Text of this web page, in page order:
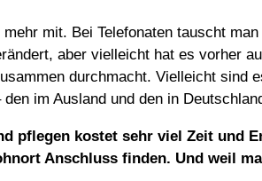
mit. Bei Telefonaten tauscht
aber vielleicht hat es vorher
durchmacht. Vielleicht sind
im Ausland und den in
pflegen kostet sehr viel Zeit und
Anschluss finden. Und weil